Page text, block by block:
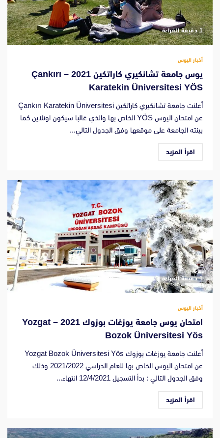
‫1 دقيقة للقراءة
أخبار اليوس
يوس جامعة تشانكيري كاراتكين 2021 – Çankırı
Karatekin Üniversitesi YÖS
أعلنت جامعة تشانكيري كاراتكين Çankırı Karatekin Üniversitesi
عن امتحان اليوس YÖS الخاص بها والذي غالبا سيكون اونلاين كما
بينته الجامعة على موقعها وفق الجدول التالي...
اقرأ المزيد
‫1 دقيقة للقراءة
أخبار اليوس
امتحان يوس جامعة يوزغات بوزوك 2021 – Yozgat
Bozok Üniversitesi Yös
أعلنت جامعة يوزغات بوزوك Yozgat Bozok Üniversitesi Yös
عن امتحان اليوس الخاص بها للعام الدراسي 2021/2022 وذلك
وفق الجدول التالي : بدأ التسجيل 12/4/2021 انتهاء...
اقرأ المزيد